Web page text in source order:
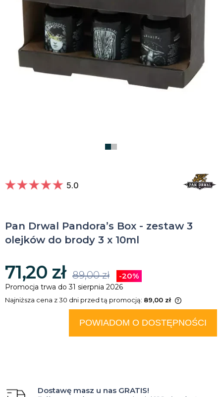
Pan Drwal Pandora’s Box - zestaw 3
olejków do brody 3 x 10ml
5.0
71,20 zł 89,00 zł -20%
Promocja trwa do 31 sierpnia 2026
Najniższa cena z 30 dni przed tą promocją: 89,00 zł
Jeżeli produkt jest sprzedawany
krócej niż 30 dni, wyświetlana jest
najniższa cena od momentu, kiedy
produkt pojawił się w sprzedaży.
POWIADOM O DOSTĘPNOŚCI
Dostawę masz u nas GRATIS!